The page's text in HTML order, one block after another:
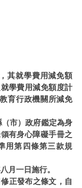
其就學費用減免額
學費用減免額度計
育行政機關所減免
市）政府鑑定為身
有身心障礙手冊之
用第四條第三款規
月一日施行。
正發布之條文，自